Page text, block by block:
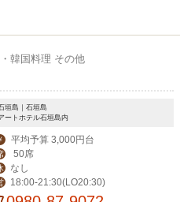
韓国料理 その他
垣島｜石垣島
ートホテル石垣島内
平均予算 3,000円台
50席
なし
18:00-21:30(LO20:30)